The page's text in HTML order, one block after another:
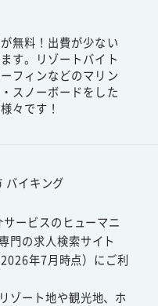
無料！出費が少ない
す。リゾートバイト
フィンなどのマリン
スノーボードをした
々です！
バイキング
ービスのヒューマニ
門の求人検索サイト
年7月時点）にご利
ゾート地や観光地、ホ